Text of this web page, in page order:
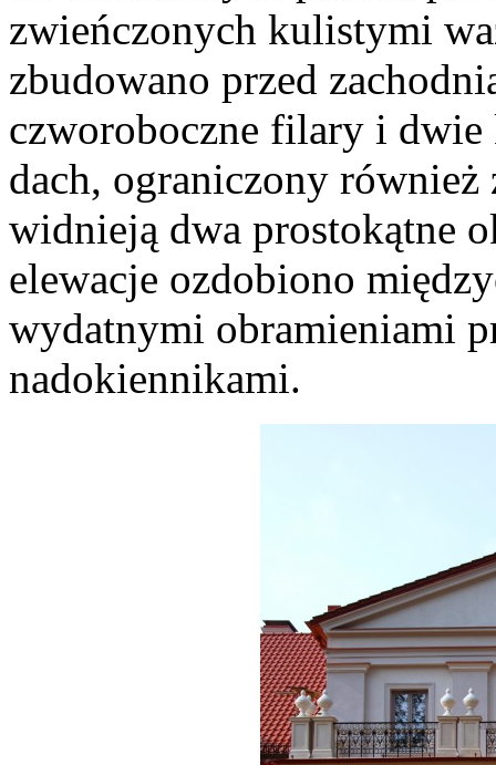
zwieńczonych kulistymi
zbudowano przed
czworoboczne filary i dwie
dach, ograniczony
widnieją dwa prostokątne
elewacje ozdobiono
wydatnymi obramieniami
nadokiennikami.